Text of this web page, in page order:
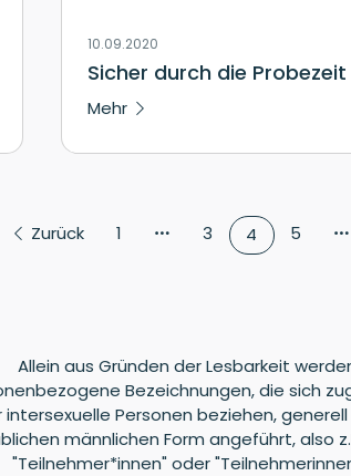
10.09.2020
Sicher durch die Probezeit
Mehr
Zurück 1 3 4 5
Allein aus Gründen der Lesbarkeit
Bezeichnungen, die sich
intersexuelle Personen beziehen,
männlichen Form angeführt, also
"Teilnehmer*innen" oder